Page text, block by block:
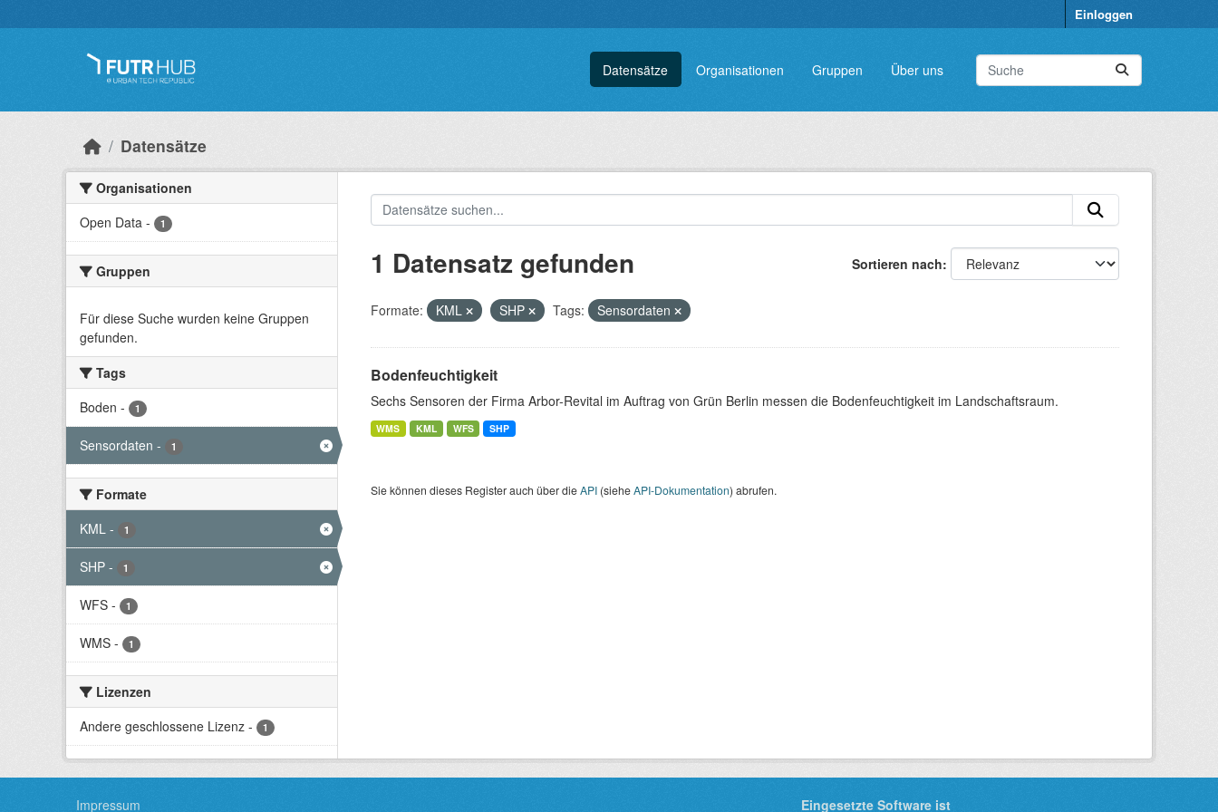
Einloggen
Datensätze Organisationen Gruppen Über uns
Datensätze
Organisationen
Open Data - 1
Gruppen
Für diese Suche wurden keine Gruppen
gefunden.
Tags
Boden - 1
Sensordaten - 1
Formate
KML - 1
SHP - 1
WFS - 1
WMS - 1
Lizenzen
Andere geschlossene Lizenz - 1
Sortieren nach
1 Datensatz gefunden
Formate: KML SHP Tags: Sensordaten
Bodenfeuchtigkeit
Sechs Sensoren der Firma Arbor-Revital im Auftrag von Grün Berlin messen die Bodenfeuchtigkeit im Landschaftsraum.
WMS KML WFS SHP
Sie können dieses Register auch über dieAPI(sieheAPI-Dokumentation) abrufen.
Impressum Eingesetzte Software ist